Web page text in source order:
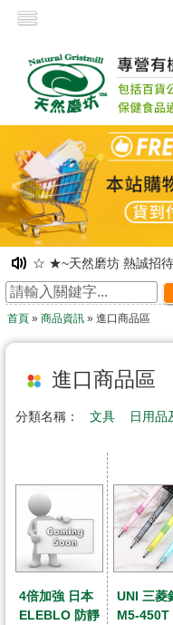
<
☆ ★~天然磨坊 熱誠招
☆ ★~網路旗艦店落成~
☆ ★~歡迎光臨~天然磨
凡購物皆可享有紅利積
☆ ★~歡迎光臨本站~☆
首頁» 商品資訊» 進口商品區
進口商品區
分類名稱： 文具 日用品
4倍加強 日本
ELEBLO 防靜
UNI 三菱
M5-450T